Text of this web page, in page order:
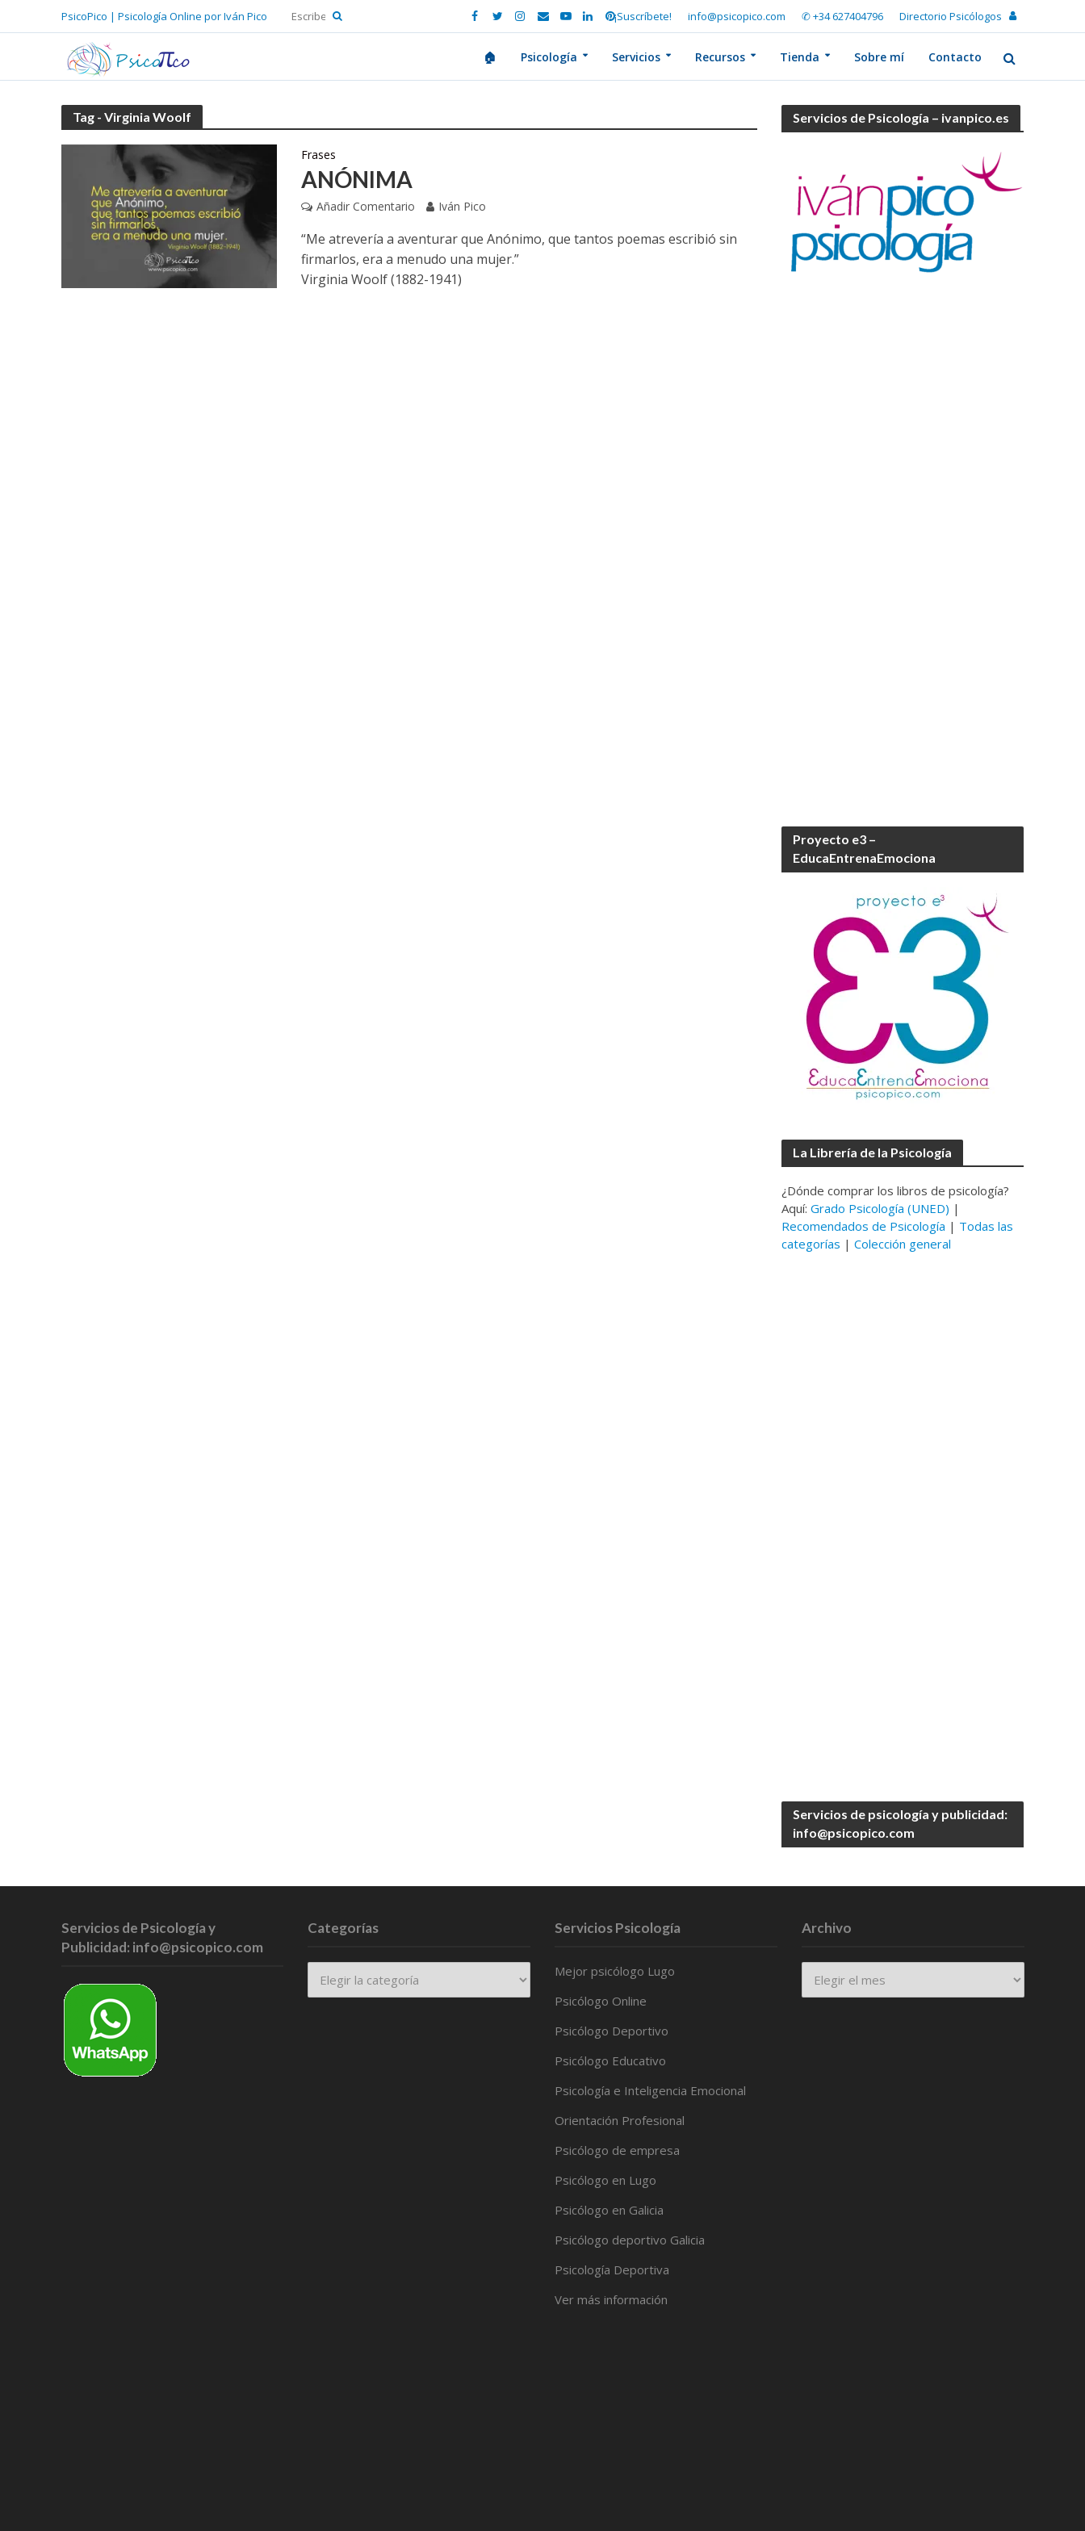
PsicoPico | Psicología Online por Iván Pico ¡Suscríbete! info@psicopico.com ✆ +34 627404796 Directorio Psicólogos
🏠 Psicología Servicios Recursos Tienda Sobre mí Contacto
Tag - Virginia Woolf
Frases
ANÓNIMA
Añadir Comentario Iván Pico
“Me atrevería a aventurar que Anónimo, que tantos poemas escribió sin
firmarlos, era a menudo una mujer.”
Virginia Woolf (1882-1941)
Servicios de Psicología – ivanpico.es
Proyecto e3 –
EducaEntrenaEmociona
La Librería de la Psicología
¿Dónde comprar los libros de psicología?
Aquí:Grado Psicología (UNED) |
Recomendados de Psicología | Todas las
categorías |Colección general
Servicios de psicología y publicidad:
info@psicopico.com
Servicios de Psicología y
Publicidad: info@psicopico.com
Categorías Servicios Psicología
Mejor psicólogo Lugo
Psicólogo Online
Psicólogo Deportivo
Psicólogo Educativo
Psicología e Inteligencia Emocional
Orientación Profesional
Psicólogo de empresa
Psicólogo en Lugo
Psicólogo en Galicia
Psicólogo deportivo Galicia
Psicología Deportiva
Ver más información
Archivo